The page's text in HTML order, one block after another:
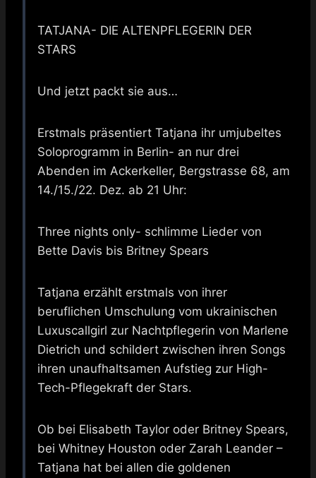
TATJANA- DIE ALTENPFLEGERIN DER
STARS
Und jetzt packt sie aus…
Erstmals präsentiert Tatjana ihr umjubeltes
Soloprogramm in Berlin- an nur drei
Abenden im Ackerkeller, Bergstrasse 68, am
14./15./22. Dez. ab 21 Uhr:
Three nights only- schlimme Lieder von
Bette Davis bis Britney Spears
Tatjana erzählt erstmals von ihrer
beruflichen Umschulung vom ukrainischen
Luxuscallgirl zur Nachtpflegerin von Marlene
Dietrich und schildert zwischen ihren Songs
ihren unaufhaltsamen Aufstieg zur High-
Tech-Pflegekraft der Stars.
Ob bei Elisabeth Taylor oder Britney Spears,
bei Whitney Houston oder Zarah Leander –
Tatjana hat bei allen die goldenen